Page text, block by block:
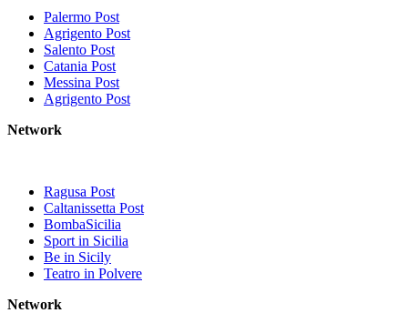
Palermo Post
Agrigento Post
Salento Post
Catania Post
Messina Post
Agrigento Post
Network
Ragusa Post
Caltanissetta Post
BombaSicilia
Sport in Sicilia
Be in Sicily
Teatro in Polvere
Network